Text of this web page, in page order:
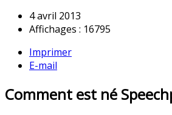
4 avril 2013
Affichages : 16795
Imprimer
E-mail
Comment est né